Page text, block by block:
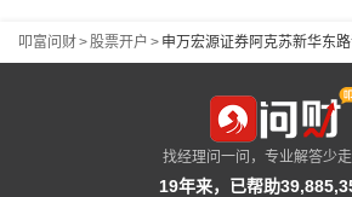
叩富问财> 股票开户 > 申万宏源证券阿克苏新华东
找经理问一问，专业解答少
19年来，已帮助